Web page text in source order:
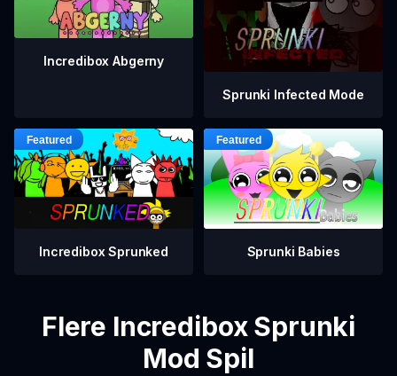
Incredibox Abgerny
Sprunki Infected Mode
Incredibox Sprunked Sprunki Babies
Flere Incredibox Sprunki
Mod Spil